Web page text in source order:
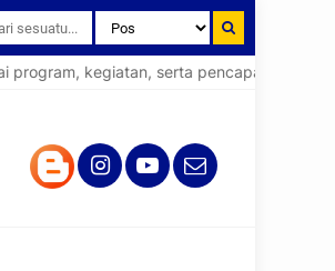
kegiatan, serta pencapaian yang